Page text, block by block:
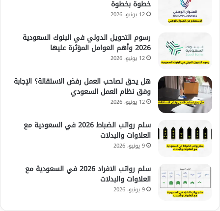
خطوة بخطوة
12 يونيو، 2026
رسوم التحويل الدولي في البنوك السعودية
2026 وأهم العوامل المؤثرة عليها
12 يونيو، 2026
هل يحق لصاحب العمل رفض الاستقالة؟ الإجابة
وفق نظام العمل السعودي
12 يونيو، 2026
سلم رواتب الضباط 2026 في السعودية مع
العلاوات والبدلات
9 يونيو، 2026
سلم رواتب الافراد 2026 في السعودية مع
العلاوات والبدلات
9 يونيو، 2026